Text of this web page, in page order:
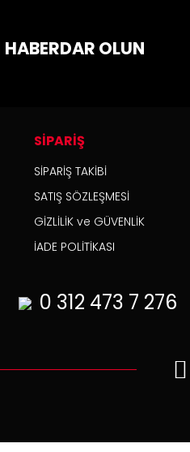
HABERDAR OLUN
SİPARİŞ
SİPARİŞ TAKİBİ
SATIŞ SÖZLEŞMESİ
GİZLİLİK ve GÜVENLİK
İADE POLİTİKASI
0 312 473 7 276